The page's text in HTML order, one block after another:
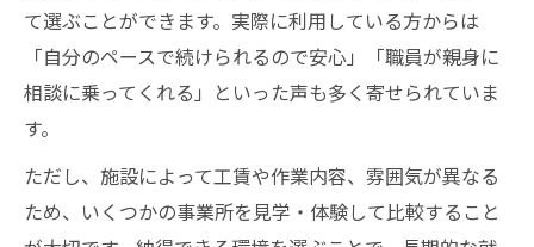
て選ぶことができます。実際に利用している方からは
「自分のペースで続けられるので安心」「職員が親身に
相談に乗ってくれる」といった声も多く寄せられていま
す。
ただし、施設によって工賃や作業内容、雰囲気が異なる
ため、いくつかの事業所を見学・体験して比較すること